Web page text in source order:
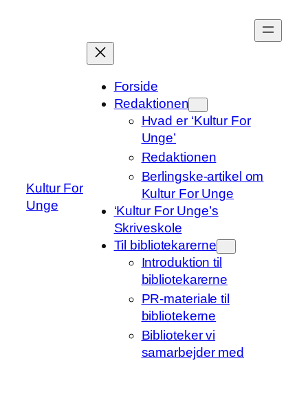
Kultur For
Unge
Forside
Redaktionen
Hvad er ‘Kultur For
Unge’
Redaktionen
Berlingske-artikel om
Kultur For Unge
‘Kultur For Unge’s
Skriveskole
Til bibliotekarerne
Introduktion til
bibliotekarerne
PR-materiale til
bibliotekerne
Biblioteker vi
samarbejder med